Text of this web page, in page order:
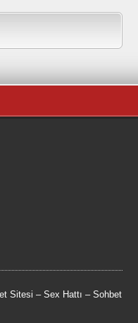
Sitesi – Sex Hattı – Sohbet